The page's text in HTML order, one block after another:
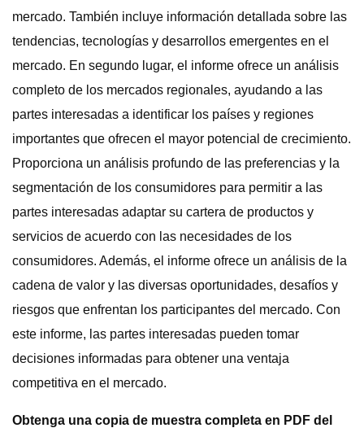
mercado. También incluye información detallada sobre las
tendencias, tecnologías y desarrollos emergentes en el
mercado. En segundo lugar, el informe ofrece un análisis
completo de los mercados regionales, ayudando a las
partes interesadas a identificar los países y regiones
importantes que ofrecen el mayor potencial de crecimiento.
Proporciona un análisis profundo de las preferencias y la
segmentación de los consumidores para permitir a las
partes interesadas adaptar su cartera de productos y
servicios de acuerdo con las necesidades de los
consumidores. Además, el informe ofrece un análisis de la
cadena de valor y las diversas oportunidades, desafíos y
riesgos que enfrentan los participantes del mercado. Con
este informe, las partes interesadas pueden tomar
decisiones informadas para obtener una ventaja
competitiva en el mercado.
Obtenga una copia de muestra completa en PDF del